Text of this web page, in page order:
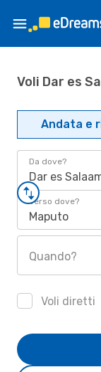
Voli Dar es
Andata e
Da dove?
Dar es
Verso dove?
Maputo
Quando?
Voli diretti